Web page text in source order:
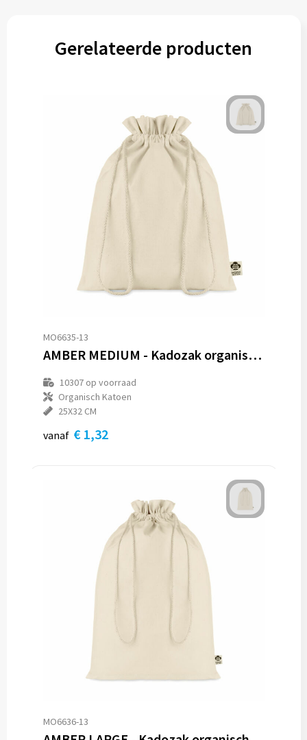
Gerelateerde producten
MO6635-13
AMBER MEDIUM - Kadozak organisch katoen medium
10307op voorraad
Organisch Katoen
25X32 CM
vanaf € 1,32
MO6636-13